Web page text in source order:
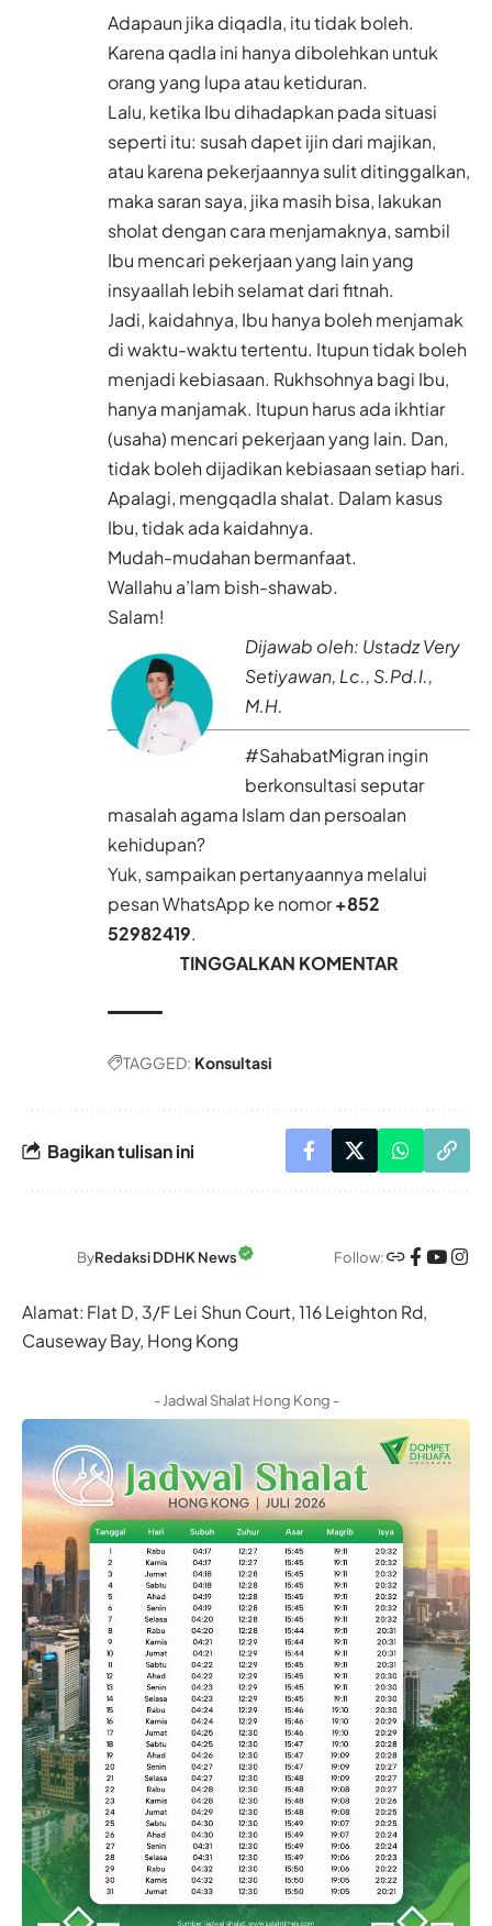
Adapaun jika diqadla, itu tidak boleh.
Karena qadla ini hanya dibolehkan untuk
orang yang lupa atau ketiduran.
Lalu, ketika Ibu dihadapkan pada situasi
seperti itu: susah dapet ijin dari majikan,
atau karena pekerjaannya sulit ditinggalkan,
maka saran saya, jika masih bisa, lakukan
sholat dengan cara menjamaknya, sambil
Ibu mencari pekerjaan yang lain yang
insyaallah lebih selamat dari fitnah.
Jadi, kaidahnya, Ibu hanya boleh menjamak
di waktu-waktu tertentu. Itupun tidak boleh
menjadi kebiasaan. Rukhsohnya bagi Ibu,
hanya manjamak. Itupun harus ada ikhtiar
(usaha) mencari pekerjaan yang lain. Dan,
tidak boleh dijadikan kebiasaan setiap hari.
Apalagi, mengqadla shalat. Dalam kasus
Ibu, tidak ada kaidahnya.
Mudah-mudahan bermanfaat.
Wallahu a’lam bish-shawab.
Salam!
Dijawab oleh: Ustadz Very
Setiyawan, Lc., S.Pd.I.,
M.H.
#SahabatMigran ingin
berkonsultasi seputar
masalah agama Islam dan persoalan
kehidupan?
Yuk, sampaikan pertanyaannya melalui
pesan WhatsApp ke nomor+852
52982419.
TINGGALKAN KOMENTAR
TAGGED: Konsultasi
Bagikan tulisan ini
ByRedaksi DDHK News Follow:
Alamat: Flat D, 3/F Lei Shun Court, 116 Leighton Rd,
Causeway Bay, Hong Kong
- Jadwal Shalat Hong Kong -